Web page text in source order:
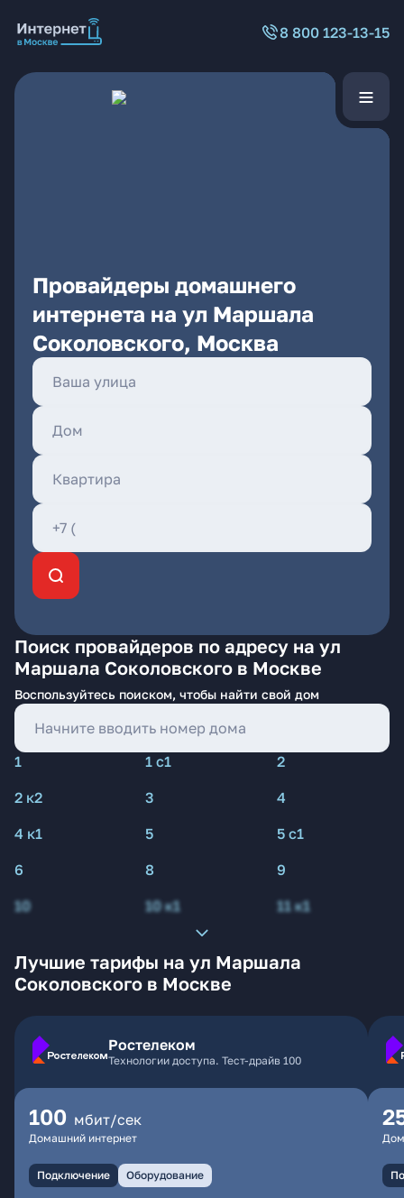
8 800 123-13-15
Провайдеры домашнего
интернета на ул Маршала
Соколовского, Москва
Поиск провайдеров по адресу на ул
Маршала Соколовского в Москве
Воспользуйтесь поиском, чтобы найти свой дом
1 1 с1
2
2 к2
3
4
4 к1
5
5 с1
6
8
9
10
10 к1 11 к1
Лучшие тарифы на ул Маршала
Соколовского в Москве
Ростелеком
Технологии доступа. Тест-драйв 100
100 мбит/сек
Домашний интернет
Подключение Оборудование